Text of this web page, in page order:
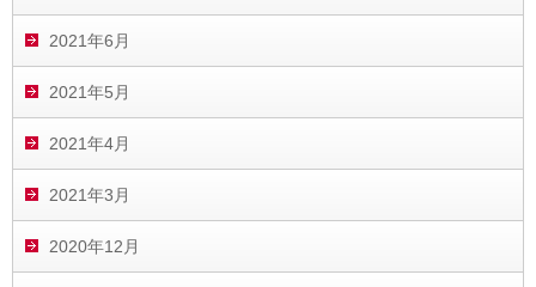
2021年6月
2021年5月
2021年4月
2021年3月
2020年12月